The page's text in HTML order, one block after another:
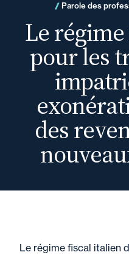
Parole des
Le
pour les
des
Le régime fiscal italien